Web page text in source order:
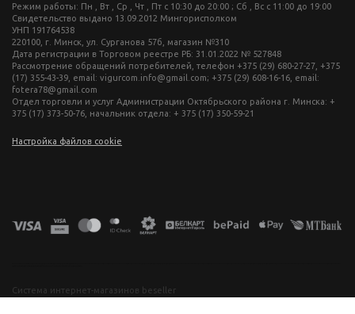
Режим работы: Пн , Вт , Ср , Чт , Пт c 10:30 до 20:00 ; Сб , Вс c 11:00 до 19:00
Свидетельство выдано 13.09.2012 Мингорисполком
УНП 191764538
220100, г. Минск, ул. Сурганова 57б, магазин №310
Дата регистрации в Торговом реестре РБ: 31.01.2022 № 527848
Рассмотрение обращений потребителей, телефон +375 (29) 680-27-27, +375
(17) 355-43-39, email: vigurcom.info@gmail.com; +375 (29) 608-16-16, email:
fotera78@gmail.com
Отдел торговли и услуг Администрации Октябрьского района г. Минска: +
375 (17) 373-50-76, начальник отдела: + 375 (17) 350-59-21
Настройка файлов cookie
Система интернет-магазинов beseller